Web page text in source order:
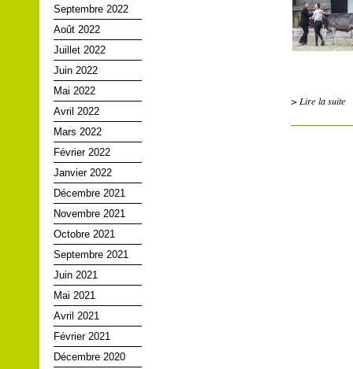
Septembre 2022
Août 2022
Juillet 2022
Juin 2022
Mai 2022
Avril 2022
Mars 2022
Février 2022
Janvier 2022
Décembre 2021
Novembre 2021
Octobre 2021
Septembre 2021
Juin 2021
Mai 2021
Avril 2021
Février 2021
Décembre 2020
> Lire la suite